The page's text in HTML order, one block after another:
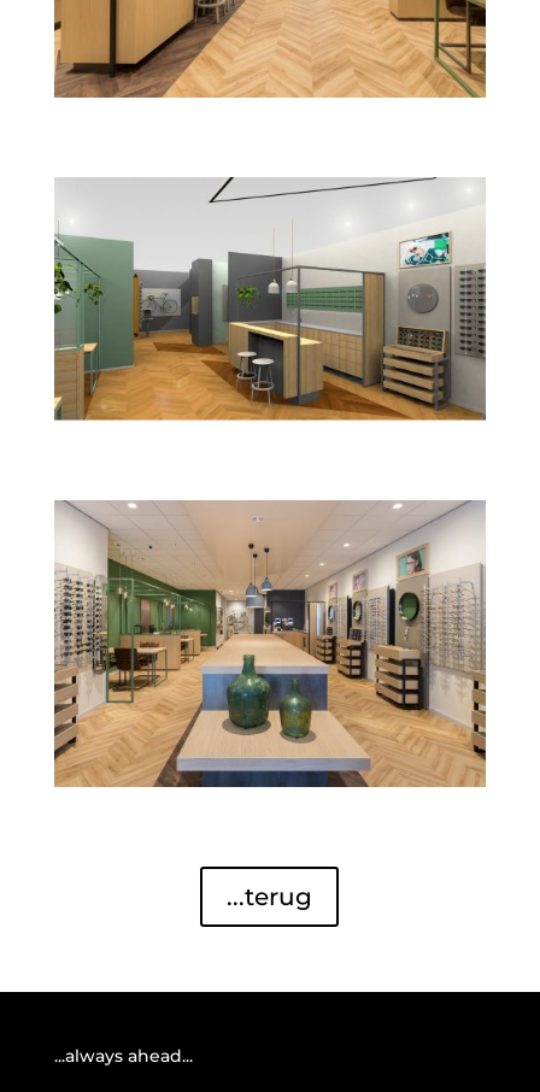
...terug
...always ahead...